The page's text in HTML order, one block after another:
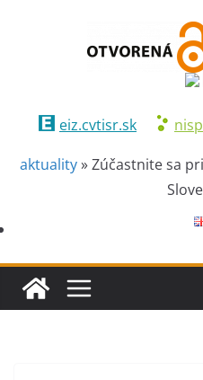
eiz.cvtisr.sk
aktuality»Zúčastnite sa